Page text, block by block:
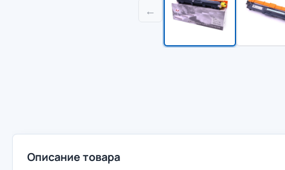
←
Описание товара